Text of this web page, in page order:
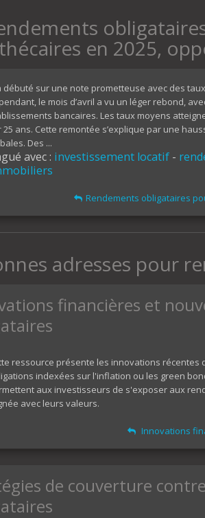
en 2025,
débuté sur une note prometteuse avec des
le mois d’avril a vu un léger rebond,
bancaires. Les taux moyens
25 ans. Cette remontée s’explique par une
Des ...
avec : investissement locatif -
Rendements obligataires
adresses pour
financières et
ressource présente les innovations récentes
indexées sur l'inflation ou les green
aux investisseurs de s'exposer aux
avec leurs valeurs.
Innovations
de couverture